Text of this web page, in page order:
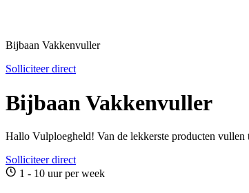
Bijbaan Vakkenvuller
Solliciteer direct
Bijbaan Vakkenvuller
Hallo Vulploegheld! Van de lekkerste producten
Solliciteer direct
1 - 10 uur per week